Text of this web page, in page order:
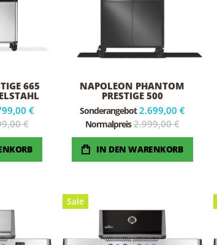
665
€
€
NAPOLEON PHANTOM
PRESTIGE 500
MATTSCHWARZ
CONNECTED
Sonderangebot 2.699,00 €
Normalpreis 2.999,00 €
IN DEN WARENKORB
Sale